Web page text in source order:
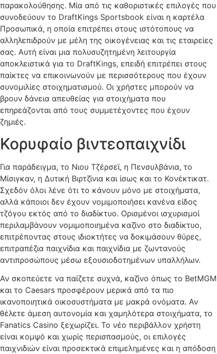
παρακολούθησης. Μία από τις καθοριστικές επιλογές που
συνοδεύουν το DraftKings Sportsbook είναι η καρτέλα
Προσωπικά, η οποία επιτρέπει στους ιστότοπους να
αλληλεπιδρούν με μέλη της οικογένειας και τις εταιρείες
σας. Αυτή είναι μια πολυσυζητημένη λειτουργία
αποκλειστικά για το DraftKings, επειδή επιτρέπει στους
παίκτες να επικοινωνούν με περισσότερους που έχουν
συνομιλίες στοιχηματισμού. Οι χρήστες μπορούν να
βρουν δάνεια απευθείας για στοιχήματα που
επηρεάζονται από τους συμμετέχοντες που έχουν
ζημιές.
Κορυφαίο βιντεοπαιχνίδι
Για παράδειγμα, το Νιου Τζέρσεϊ, η Πενσυλβάνια, το
Μίσιγκαν, η Δυτική Βιρτζίνια και ίσως και το Κονέκτικατ.
Σχεδόν όλοι λένε ότι το κάνουν μόνο με στοιχήματα,
αλλά κάποιοι δεν έχουν νομιμοποιήσει κανένα είδος
τζόγου εκτός από το διαδίκτυο. Ορισμένοι ισχυρισμοί
περιλαμβάνουν νομιμοποιημένα καζίνο στο διαδίκτυο,
επιτρέποντας στους ιδιοκτήτες να δοκιμάσουν θύρες,
επιτραπέζια παιχνίδια και παιχνίδια με ζωντανούς
αντιπροσώπους μέσω εξουσιοδοτημένων υπαλλήλων.
Αν σκοπεύετε να παίζετε συχνά, καζίνο όπως το BetMGM
και το Caesars προσφέρουν μερικά από τα πιο
ικανοποιητικά οικοσυστήματα με μακρά ονόματα. Αν
θέλετε άμεση αυτονομία και χαμηλότερα στοιχήματα, το
Fanatics Casino ξεχωρίζει. Το νέο περιβάλλον χρήστη
είναι κομψό και χωρίς περισπασμούς, οι επιλογές
παιχνιδιών είναι προσεκτικά επιμελημένες και η απόδοση